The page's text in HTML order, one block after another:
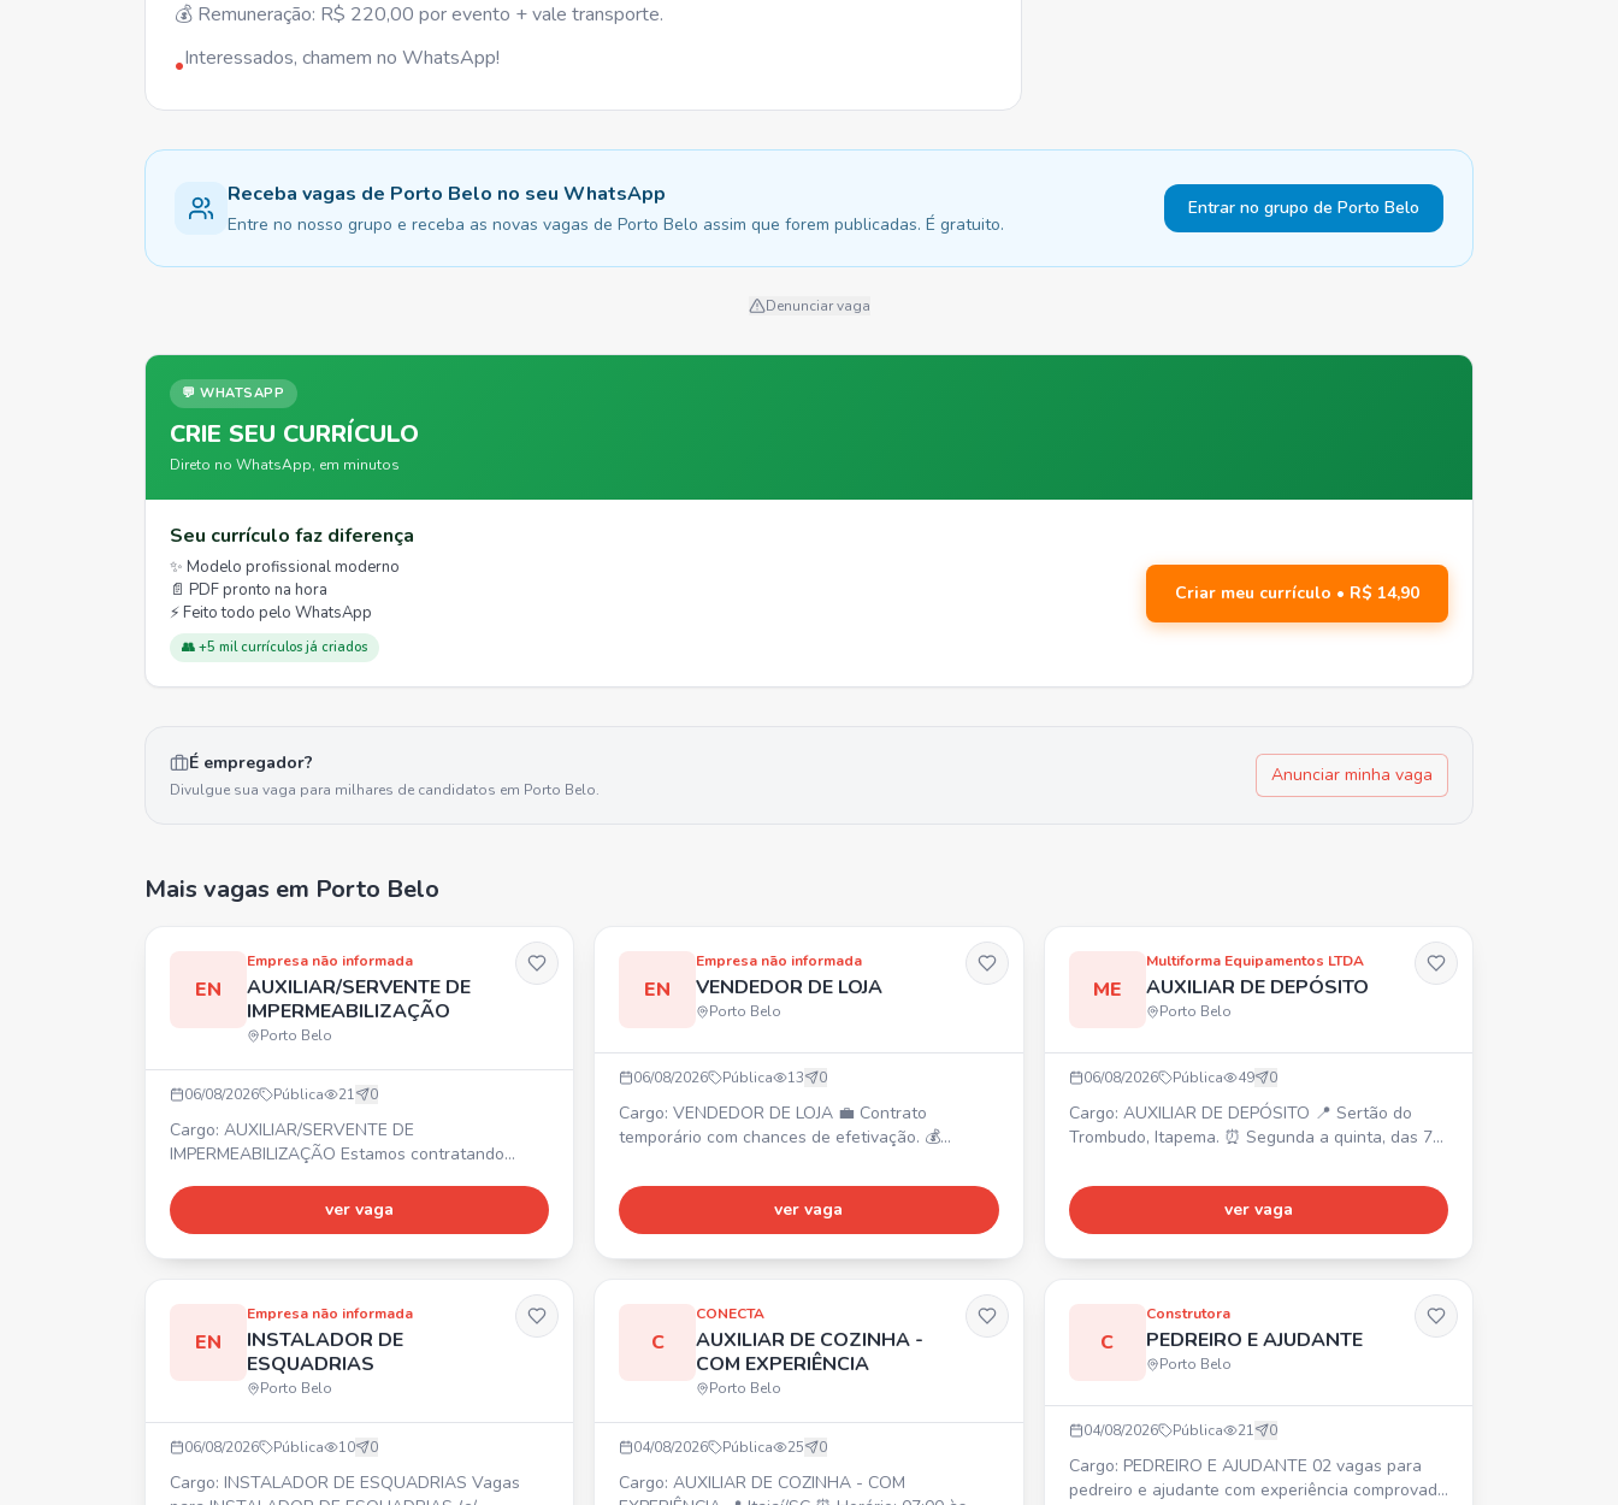
💰 Remuneração: R$ 220,00 por evento + vale transporte.
•Interessados, chamem no WhatsApp!
Receba vagas de Porto Belo no seu WhatsApp
Entre no nosso grupo e receba as novas vagas de Porto Belo assim que forem publicadas. É gratuito.
Entrar no grupo de Porto Belo
Denunciar vaga
💬 WHATSAPP
CRIE SEU CURRÍCULO
Direto no WhatsApp, em minutos
Seu currículo faz diferença
✨ Modelo profissional moderno
📄 PDF pronto na hora
⚡ Feito todo pelo WhatsApp
👥 +5 mil currículos já criados
Criar meu currículo • R$ 14,90
É empregador?
Divulgue sua vaga para milhares de candidatos em Porto Belo.
Anunciar minha vaga
Mais vagas em Porto Belo
EN
Empresa não informada
AUXILIAR/SERVENTE DE
IMPERMEABILIZAÇÃO
Porto Belo
06/08/2026 Pública 21 0
Cargo: AUXILIAR/SERVENTE DE
IMPERMEABILIZAÇÃO Estamos contratando
Horário comercial. 💰 Salário compatível com a
função. 🎁 Benefícios.
ver vaga
EN
Empresa não informada
VENDEDOR DE LOJA
Porto Belo
06/08/2026 Pública 13 0
Cargo: VENDEDOR DE LOJA 💼 Contrato
temporário com chances de efetivação. 💰
R$21,00/dia + VT. ⏰ Horários: 11:40 às 20h ou
13:50 às 22:10h (escala 6x1). 📍 Local: Porto
Belo (SC) - BR 101, KM 159 SN, Alto Perequê.
ver vaga
ME
Multiforma Equipamentos LTDA
AUXILIAR DE DEPÓSITO
Porto Belo
06/08/2026 Pública 49 0
Cargo: AUXILIAR DE DEPÓSITO 📍 Sertão do
Trombudo, Itapema. ⏰ Segunda a quinta, das 7h
Salário R$ 2.500 + R$ 520 de alimentação. 🎁
Plano Odontológico. Requisitos: Vaga masculina,
sem experiência. Contratação CLT.
ver vaga
EN
Empresa não informada
INSTALADOR DE
ESQUADRIAS
Porto Belo
06/08/2026 Pública 10 0
Cargo: INSTALADOR DE ESQUADRIAS Vagas
C
CONECTA
AUXILIAR DE COZINHA -
COM EXPERIÊNCIA
Porto Belo
04/08/2026 Pública 25 0
Cargo: AUXILIAR DE COZINHA - COM
C
Construtora
PEDREIRO E AJUDANTE
Porto Belo
04/08/2026 Pública 21 0
Cargo: PEDREIRO E AJUDANTE 02 vagas para
pedreiro e ajudante com experiência comprovada